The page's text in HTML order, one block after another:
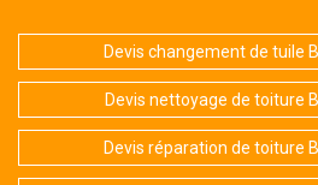
Devis changement de tuile
Devis nettoyage de toiture
Devis réparation de toiture